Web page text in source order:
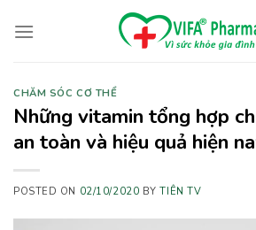
CHĂM SÓC CƠ THỂ
Những vitamin tổng hợp
an toàn và hiệu quả hiện
POSTED ON 02/10/2020 BYTIÊN TV